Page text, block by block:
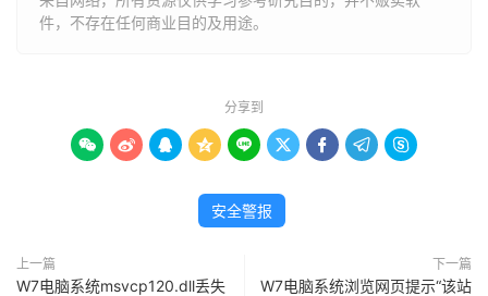
件，不存在任何商业目的及用途。
分享到
        
安全警报
上一篇
W7电脑系统msvcp120.dll丢失
下一篇
W7电脑系统浏览网页提示“该站